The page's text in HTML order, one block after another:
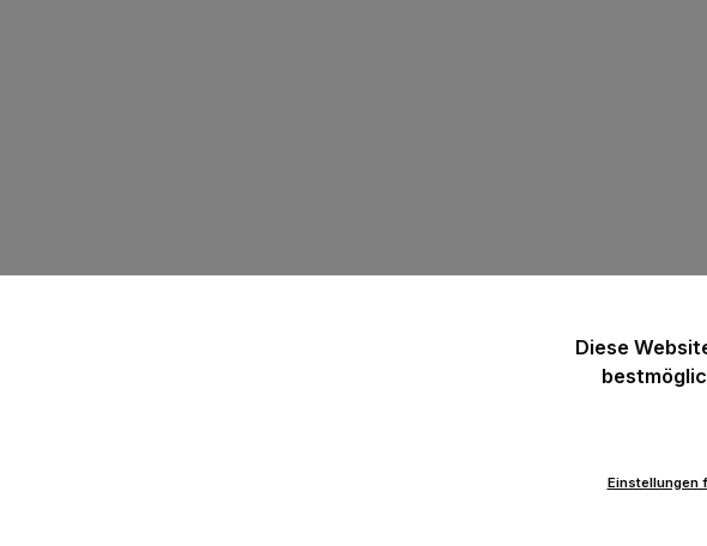
Diese
Einstellungen